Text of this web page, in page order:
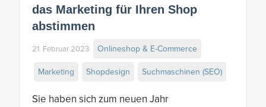
das Marketing für Ihren Shop
abstimmen
21. Februar 2023 Onlineshop & E-Commerce
Marketing Shopdesign Suchmaschinen (SEO)
Sie haben sich zum neuen Jahr